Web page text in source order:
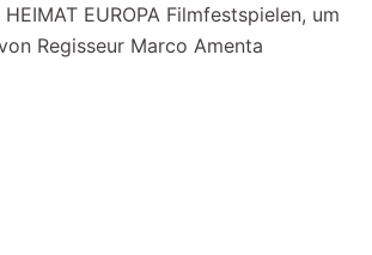
EUROPA Filmfestspielen, um
Regisseur Marco Amenta